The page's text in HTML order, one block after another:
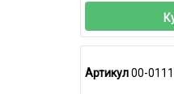
Артикул00-